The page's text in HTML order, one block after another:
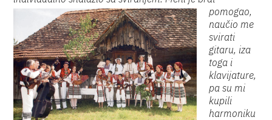
pomogao,
naučio me
svirati
gitaru, iza
toga i
klavijature,
pa su mi
kupili
harmoniku